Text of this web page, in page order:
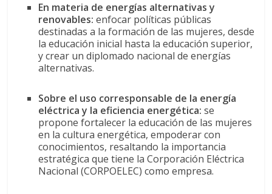
En materia de energías alternativas y
renovables: enfocar políticas públicas
destinadas a la formación de las mujeres, desde
la educación inicial hasta la educación superior,
y crear un diplomado nacional de energías
alternativas.
Sobre el uso corresponsable de la energía
eléctrica y la eficiencia energética: se
propone fortalecer la educación de las mujeres
en la cultura energética, empoderar con
conocimientos, resaltando la importancia
estratégica que tiene la Corporación Eléctrica
Nacional (CORPOELEC) como empresa.